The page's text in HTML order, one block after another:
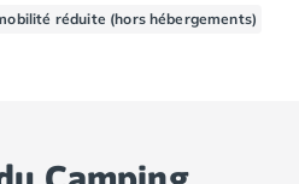
réduite (hors hébergements)